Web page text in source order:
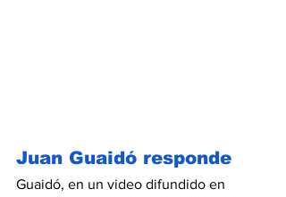
Juan Guaidó responde
Guaidó, en un video difundido en